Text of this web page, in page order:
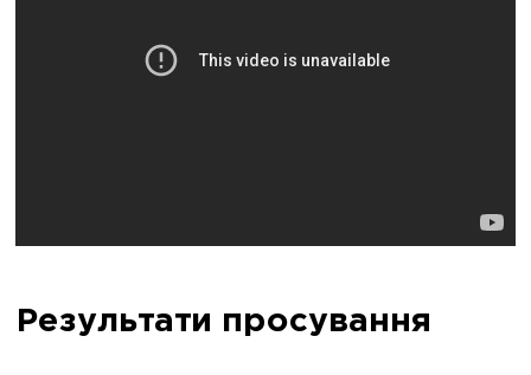
Результати просування